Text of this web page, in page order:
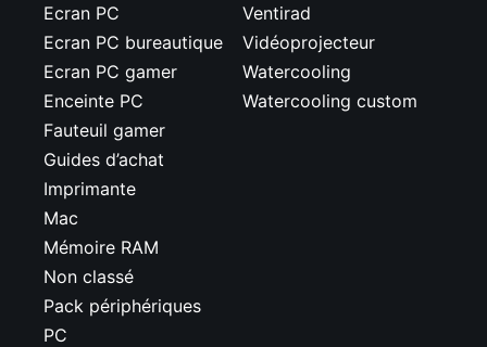
Ecran PC
Ecran PC bureautique
Ecran PC gamer
Enceinte PC
Fauteuil gamer
Guides d’achat
Imprimante
Mac
Mémoire RAM
Non classé
Pack périphériques
PC
Ventirad
Vidéoprojecteur
Watercooling
Watercooling custom